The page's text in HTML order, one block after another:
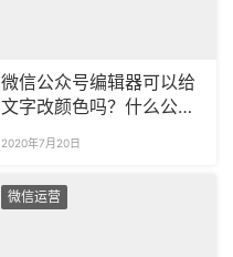
微信公众号编辑器可以给
文字改颜色吗？什么公众
2020年7月20日
微信运营